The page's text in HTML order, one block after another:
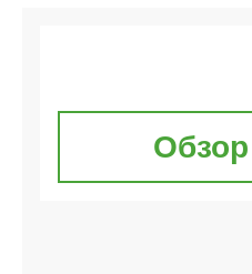
Обзор